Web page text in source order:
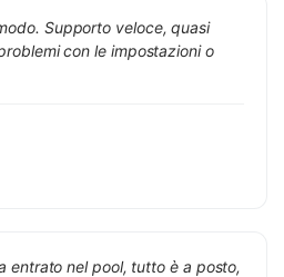
Supporto veloce, quasi
con le impostazioni o
entrato nel pool, tutto è a posto,